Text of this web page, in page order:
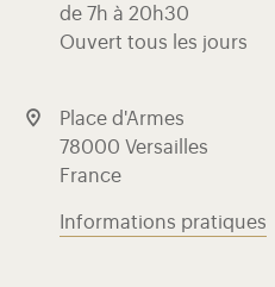
de 7h à 20h30
Ouvert tous les jours
Place d'Armes
78000 Versailles
France
Informations pratiques